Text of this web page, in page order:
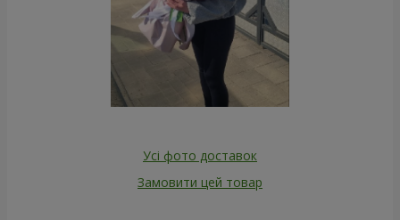
Усі фото доставок
Замовити цей товар